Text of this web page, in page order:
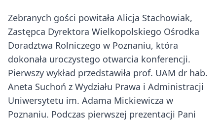
Zebranych gości powitała Alicja Stachowiak,
Zastępca Dyrektora Wielkopolskiego Ośrodka
Doradztwa Rolniczego w Poznaniu, która
dokonała uroczystego otwarcia konferencji.
Pierwszy wykład przedstawiła prof. UAM dr hab.
Aneta Suchoń z Wydziału Prawa i Administracji
Uniwersytetu im. Adama Mickiewicza w
Poznaniu. Podczas pierwszej prezentacji Pani